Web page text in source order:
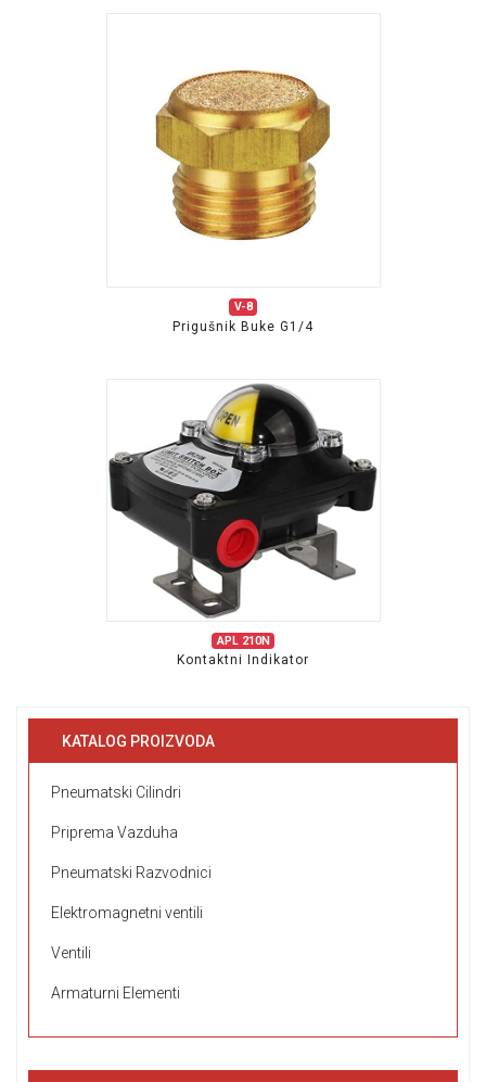
V-8
Prigušnik Buke G1/4
APL 210N
Kontaktni Indikator
KATALOG PROIZVODA
Pneumatski Cilindri
Priprema Vazduha
Pneumatski Razvodnici
Elektromagnetni ventili
Ventili
Armaturni Elementi